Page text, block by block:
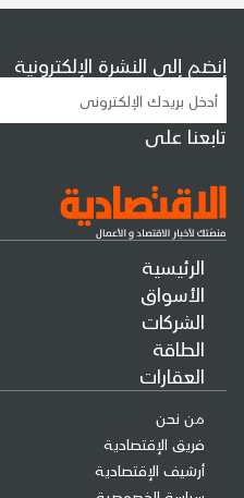
الرئيسية
الأسواق
الشركات
الطاقة
العقارات
من نحن
فريق الإقتصادية
أرشيف الإقتصادية
إنضم إلى النشرة الإلكترونية
تابعنا على